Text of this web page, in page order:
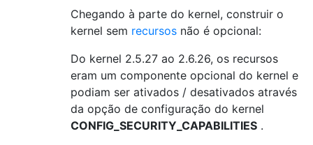
Chegando à parte do kernel, construir o
kernel sem recursos não é opcional:
Do kernel 2.5.27 ao 2.6.26, os recursos
eram um componente opcional do kernel e
podiam ser ativados / desativados através
da opção de configuração do kernel
CONFIG_SECURITY_CAPABILITIES .